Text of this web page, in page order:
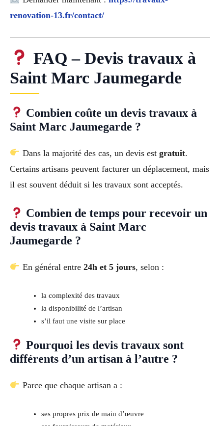
renovation-13.fr/contact/
FAQ – Devis travaux à
Saint Marc Jaumegarde
Combien coûte un devis travaux à
Saint Marc Jaumegarde ?
Dans la majorité des cas, un devis est gratuit.
Certains artisans peuvent facturer un déplacement, mais
il est souvent déduit si les travaux sont acceptés.
Combien de temps pour recevoir un
devis travaux à Saint Marc
Jaumegarde ?
En général entre 24h et 5 jours, selon :
la complexité des travaux
la disponibilité de l’artisan
s’il faut une visite sur place
Pourquoi les devis travaux sont
différents d’un artisan à l’autre ?
Parce que chaque artisan a :
ses propres prix de main d’œuvre